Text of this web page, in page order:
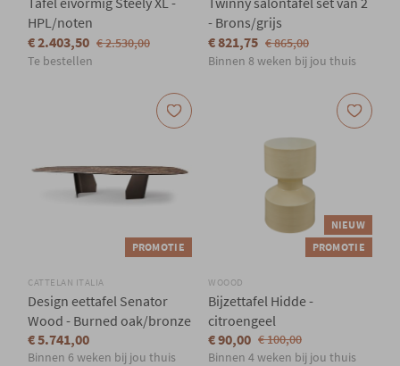
HPL/noten
€ 2.403,50 € 2.530,00
Te bestellen
- Brons/grijs
€ 821,75 € 865,00
Binnen 8 weken bij jou thuis
PROMOTIE
CATTELAN ITALIA
Design eettafel Senator
Wood - Burned oak/bronze
€ 5.741,00
Binnen 6 weken bij jou thuis
NIEUW
PROMOTIE
WOOOD
Bijzettafel Hidde -
citroengeel
€ 90,00 € 100,00
Binnen 4 weken bij jou thuis